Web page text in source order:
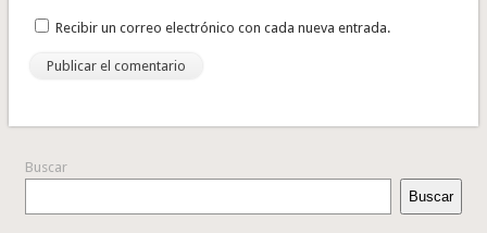
Recibir un correo electrónico con cada nueva entrada.
Buscar
Buscar